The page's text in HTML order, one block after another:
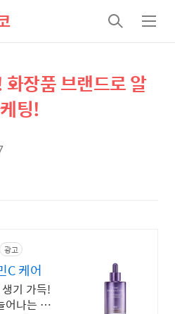
검
색
메
뉴
장품 브랜드로 알
팅!
광고
C 케어
기 가득!
어나는 패